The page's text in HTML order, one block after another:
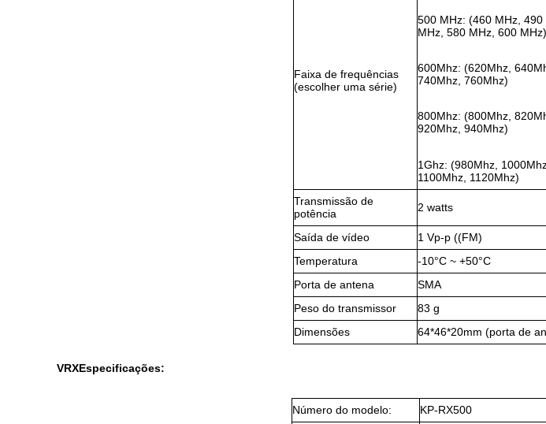
Faixa de frequências
(escolher uma série)
500 MHz: (460 MHz,
MHz, 580 MHz, 600 MHz)
600Mhz: (620Mhz,
740Mhz, 760Mhz)
800Mhz: (800Mhz,
920Mhz, 940Mhz)
1Ghz: (980Mhz,
1100Mhz, 1120Mhz)
Transmissão de
potência
2 watts
Saída de vídeo
1 Vp-p ((FM)
Temperatura
-10°C ~ +50°C
Porta de antena
SMA
Peso do transmissor
83 g
Dimensões
64*46*20mm (porta de
VRXEspecificações:
Número do modelo:
KP-RX500